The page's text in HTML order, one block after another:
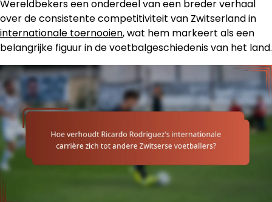
Wereldbekers een onderdeel van een breder verhaal
over de consistente competitiviteit van Zwitserland in
internationale toernooien, wat hem markeert als een
belangrijke figuur in de voetbalgeschiedenis van het land.